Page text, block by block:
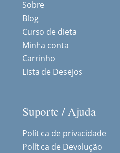
Sobre
Blog
Curso de dieta
Minha conta
Carrinho
Lista de Desejos
Suporte / Ajuda
Política de privacidade
Política de Devolução